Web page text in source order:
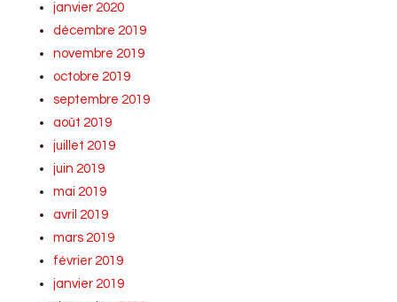
janvier 2020
décembre 2019
novembre 2019
octobre 2019
septembre 2019
août 2019
juillet 2019
juin 2019
mai 2019
avril 2019
mars 2019
février 2019
janvier 2019